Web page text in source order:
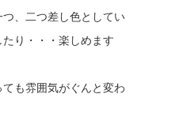
、二つ差し色としてい
り・・・楽しめます
も雰囲気がぐんと変わ